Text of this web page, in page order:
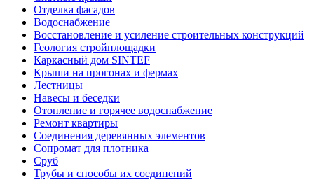
Отделка фасадов
Водоснабжение
Восстановление и усиление строительных конструкций
Геология стройплощадки
Каркасный дом SINTEF
Крыши на прогонах и фермах
Лестницы
Навесы и беседки
Отопление и горячее водоснабжение
Ремонт квартиры
Соединения деревянных элементов
Сопромат для плотника
Сруб
Трубы и способы их соединений